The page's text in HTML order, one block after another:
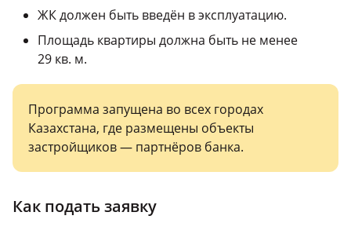
ЖК должен быть введён в эксплуатацию.
Площадь квартиры должна быть не менее
29 кв. м.
Программа запущена во всех городах
Казахстана, где размещены объекты
застройщиков — партнёров банка.
Как подать заявку